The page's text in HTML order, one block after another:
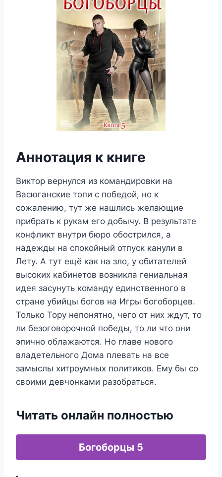
Аннотация к книге
Виктор вернулся из командировки на
Васюганские топи с победой, но к
сожалению, тут же нашлись желающие
прибрать к рукам его добычу. В результате
конфликт внутри бюро обострился, а
надежды на спокойный отпуск канули в
Лету. А тут ещё как на зло, у обитателей
высоких кабинетов возникла гениальная
идея засунуть команду единственного в
стране убийцы богов на Игры богоборцев.
Только Тору непонятно, чего от них ждут, то
ли безоговорочной победы, то ли что они
эпично облажаются. Но главе нового
владетельного Дома плевать на все
замыслы хитроумных политиков. Ему бы со
своими девчонками разобраться.
Читать онлайн полностью
Богоборцы 5